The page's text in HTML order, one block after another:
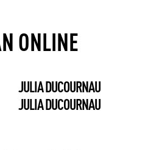
ONLINE
JULIA DUCOURNAU
JULIA DUCOURNAU